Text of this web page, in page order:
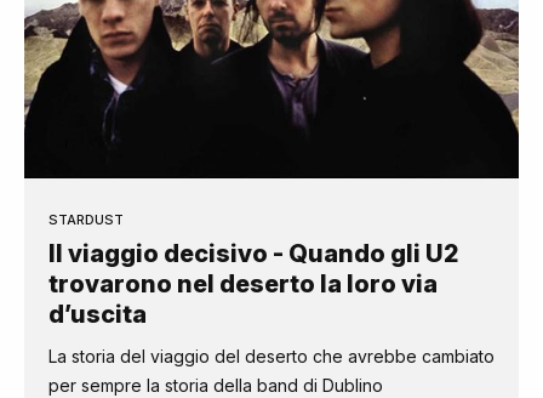
STARDUST
Il viaggio decisivo - Quando gli U2
trovarono nel deserto la loro via
d’uscita
La storia del viaggio del deserto che avrebbe cambiato
per sempre la storia della band di Dublino